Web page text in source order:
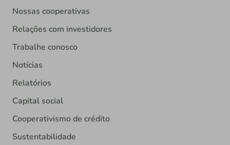
Nossas cooperativas
Relações com investidores
Trabalhe conosco
Notícias
Relatórios
Capital social
Cooperativismo de crédito
Sustentabilidade